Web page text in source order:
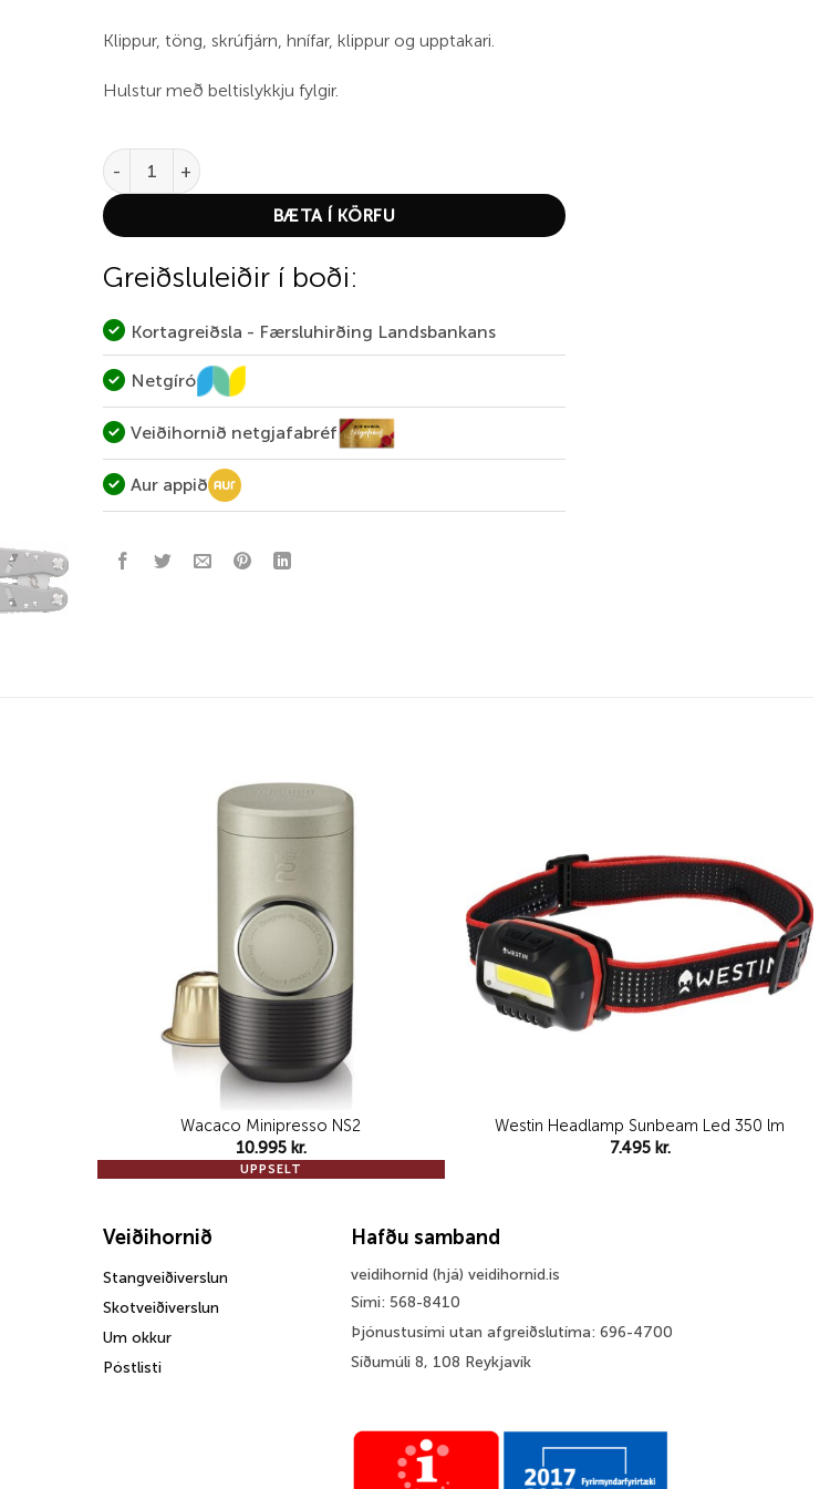
Klippur, töng, skrúfjárn, hnífar, klippur og upptakari.
Hulstur með beltislykkju fylgir.
Schrade Callous Multi Tool quantity
BÆTA Í KÖRFU
Greiðsluleiðir í boði:
Kortagreiðsla - Færsluhirðing Landsbankans
Netgíró
Veiðihornið netgjafabréf
Aur appið
UPPSELT
Wacaco Minipresso NS2
10.995 kr.
Westin Headlamp Sunbeam Led 350 lm
7.495 kr.
Veiðihornið
Stangveiðiverslun
Skotveiðiverslun
Um okkur
Póstlisti
Hafðu samband
veidihornid (hjá) veidihornid.is
Sími: 568-8410
Þjónustusími utan afgreiðslutíma: 696-4700
Síðumúli 8, 108 Reykjavík